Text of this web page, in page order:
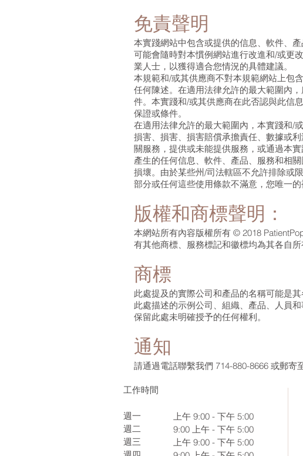
免責聲明
本實踐網站中包含或提供的信息、軟件、
可能會隨時對本慣例網站進行改進和/或更
業人士，以獲得適合您情況的具體建議。
本規範和/或其供應商不對本規範網站上包
任何陳述。在適用法律允許的最大範圍內
件。本實踐和/或其供應商在此否認與此信
保證或條件。
在適用法律允許的最大範圍內，本實踐和/
損害、損害、損害賠償承擔責任、數據或
關服務，提供或未能提供服務，或通過本
產生的任何信息、軟件、產品、服務和相
損壞。由於某些州/司法轄區不允許排除或
部分或任何這些使用條款不滿意，您唯一
版權和商標聲明：
本網站所有內容版權所有 © 2018
有其他商標、服務標記和徽標均為其各自所
商標
此處提及的實際公司和產品的名稱可能是其
此處描述的示例公司、組織、產品、人員
保留此處未明確授予的任何權利。
通知
請通過電話聯繫我們 714-880-8666 或郵寄
工作時間
週一
週二
週三
上午 9:00 - 下午 5:00
9:00 上午 - 下午 5:00
上午 9:00 - 下午 5:00